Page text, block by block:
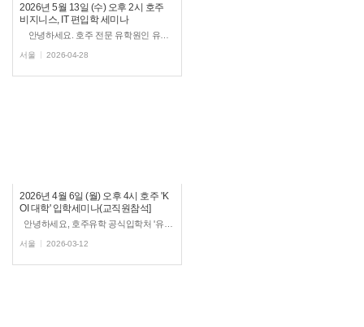
2026년 5월 13일 (수) 오후 2시 호주
비지니스, IT 편입학 세미나
서울 2026-04-28
2026년 4월 6일 (월) 오후 4시 호주 'K
OI 대학​' 입학세미나(교직원참석]
서울 2026-03-12